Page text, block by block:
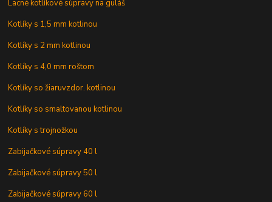
Lacné kotlíkové súpravy na guláš
Kotlíky s 1,5 mm kotlinou
Kotlíky s 2 mm kotlinou
Kotlíky s 4,0 mm roštom
Kotlíky so žiaruvzdor. kotlinou
Kotlíky so smaltovanou kotlinou
Kotlíky s trojnožkou
Zabijačkové súpravy 40 l
Zabijačkové súpravy 50 l
Zabijačkové súpravy 60 l